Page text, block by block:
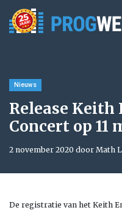
Nieuws
Release
Concert op 11
2 november 2020 door Math
De registratie van het Keith